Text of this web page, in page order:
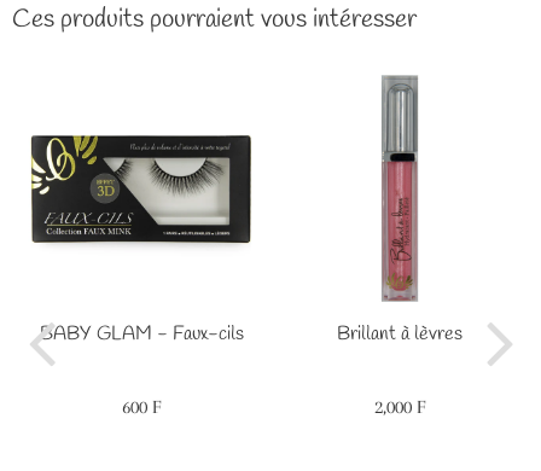
Ces produits pourraient vous intéresser
BABY GLAM - Faux-cils
Prix
600 F600
Brillant à lèvres
Prix
2,000 F2,000